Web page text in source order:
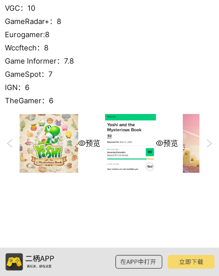
VGC：10
GameRadar+：8
Eurogamer:8
Wccftech：8
Game Informer：7.8
GameSpot：7
IGN：6
TheGamer：6
预览 预览